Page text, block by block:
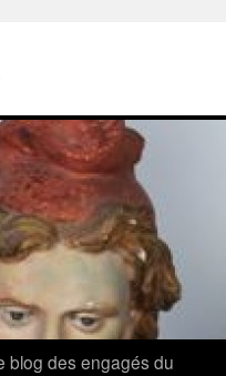
blog des engagés du